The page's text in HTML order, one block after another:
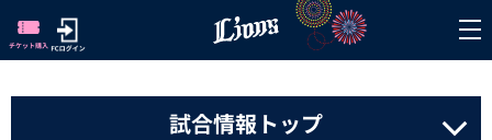
試合情報トップ